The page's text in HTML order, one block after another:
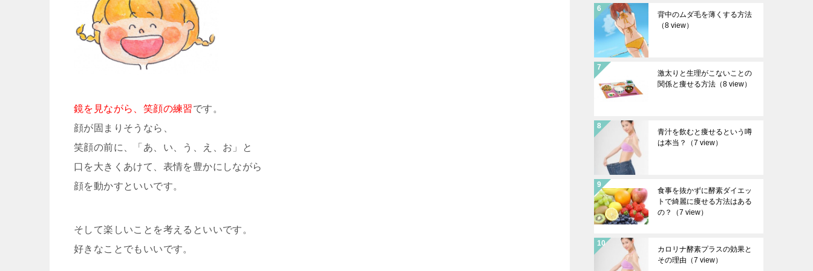
鏡を見ながら、笑顔の練習です。
顔が固まりそうなら、
笑顔の前に、「あ、い、う、え、お」と
口を大きくあけて、表情を豊かにしながら
顔を動かすといいです。
そして楽しいことを考えるといいです。
好きなことでもいいです。
背中のムダ毛を薄くする方法
（8 view）
激太りと生理がこないことの
関係と痩せる方法 （8 view）
青汁を飲むと痩せるという噂
は本当？
（7 view）
食事を抜かずに酵素ダイエッ
トで綺麗に痩せる方法はある
の？
（7 view）
カロリナ酵素プラスの効果と
その理由 （7 view）